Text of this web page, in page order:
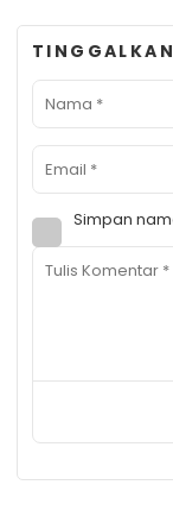
Simpan